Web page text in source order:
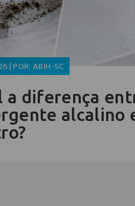
| POR: ABIH-SC
a diferença
alcalino